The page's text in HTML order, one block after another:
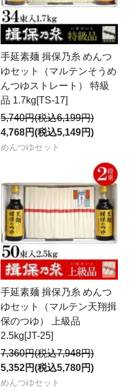
手延素麺 揖保乃糸 めんつ
ゆセット（マルテンそうめ
んつゆストレート） 特級
品 1.7kg[TS-17]
5,740円(税込6,199円)
4,768円(税込5,149円)
めんつゆセット
手延素麺 揖保乃糸 めんつ
ゆセット（マルテン天翔揖
保のつゆ） 上級品
2.5kg[JT-25]
7,360円(税込7,948円)
5,352円(税込5,780円)
めんつゆセット